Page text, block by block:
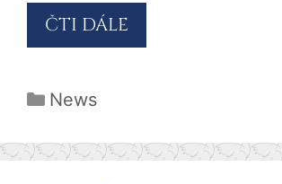
ČTI DÁLE
Rubriky
News